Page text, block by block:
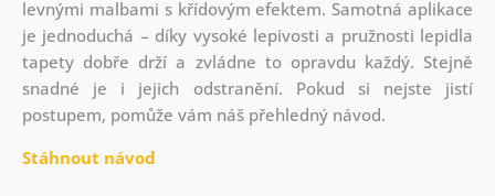
levnými malbami s křídovým efektem. Samotná aplikace
je jednoduchá – díky vysoké lepivosti a pružnosti lepidla
tapety dobře drží a zvládne to opravdu každý. Stejně
snadné je i jejich odstranění. Pokud si nejste jistí
postupem, pomůže vám náš přehledný návod.
Stáhnout návod